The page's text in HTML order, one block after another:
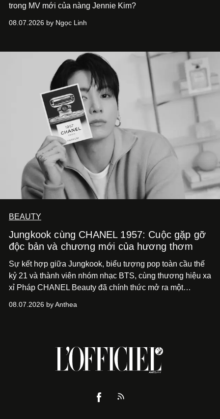
trong MV mới của nàng Jennie Kim?
08.07.2026 by Ngọc Linh
BEAUTY
Jungkook cùng CHANEL 1957: Cuộc gặp gỡ
độc bản và chương mới của hương thơm
Sự kết hợp giữa Jungkook, biểu tượng pop toàn cầu thế
kỷ 21 và thành viên nhóm nhạc BTS, cùng thương hiệu xa
xỉ Pháp CHANEL Beauty đã chính thức mở ra một
hoa cao cấp 1957.
08.07.2026 by Anthea